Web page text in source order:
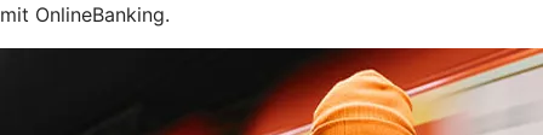
mit OnlineBanking.